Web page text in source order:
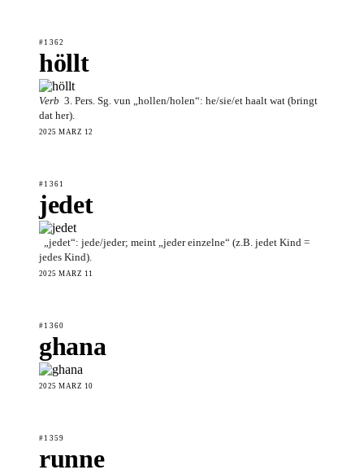
#1362
höllt
Verb 3. Pers. Sg. vun „hollen/holen“: he/sie/et haalt wat (bringt
dat her).
2025 MÄRZ 12
#1361
jedet
„jedet“: jede/jeder; meint „jeder einzelne“ (z.B. jedet Kind =
jedes Kind).
2025 MÄRZ 11
#1360
ghana
2025 MÄRZ 10
#1359
runne